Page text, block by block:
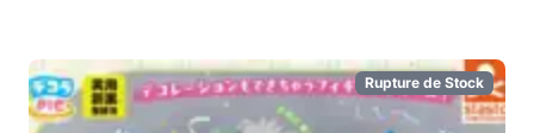
Rupture de Stock